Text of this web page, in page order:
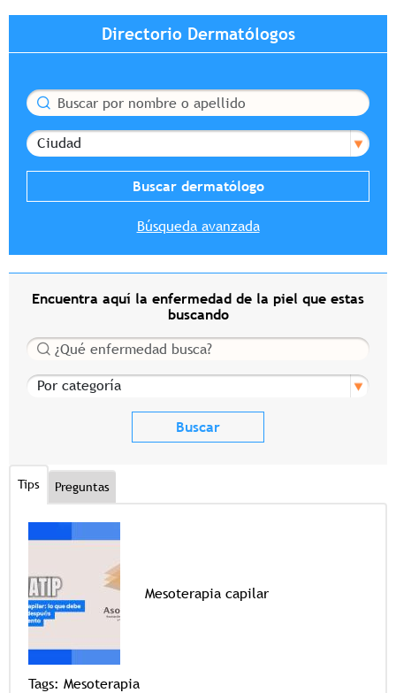
Directorio Dermatólogos
Buscar
Ciudad
Búsqueda avanzada
Encuentra aquí la enfermedad de la piel que estas
buscando
Buscar
Por categoría
Tips Preguntas
Mesoterapia capilar
Tags: Mesoterapia